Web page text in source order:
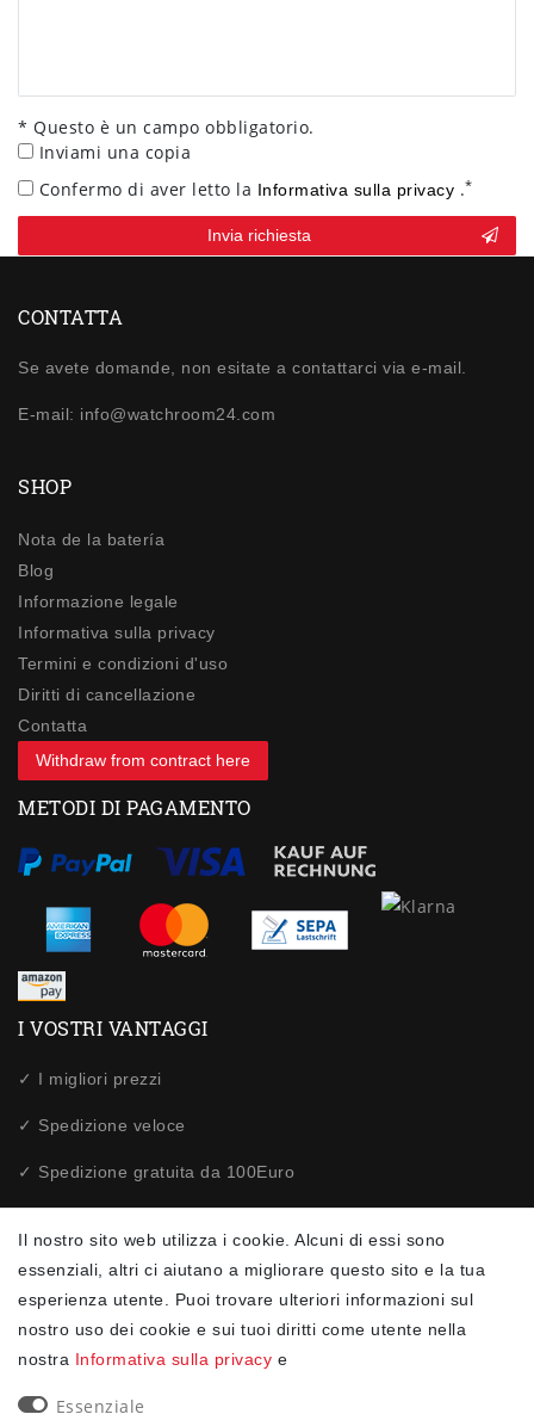
* Questo è un campo obbligatorio.
Inviami una copia
Confermo di aver letto la Informativa sulla privacy .*
honey
Invia richiesta
CONTATTA
Se avete domande, non esitate a contattarci via e-mail.
E-mail: info@watchroom24.com
SHOP
Nota de la batería
Blog
Informazione legale
Informativa sulla privacy
Termini e condizioni d'uso
Diritti di cancellazione
Contatta
Withdraw from contract here
METODI DI PAGAMENTO
I VOSTRI VANTAGGI
✓ I migliori prezzi
✓ Spedizione veloce
✓ Spedizione gratuita da 100Euro
✓ Protezione dei dati
Il nostro sito web utilizza i cookie. Alcuni di essi sono
essenziali, altri ci aiutano a migliorare questo sito e la tua
esperienza utente. Puoi trovare ulteriori informazioni sul
nostro uso dei cookie e sui tuoi diritti come utente nella
nostra Informativa sulla privacy e
Essenziale
NEWSLETTER